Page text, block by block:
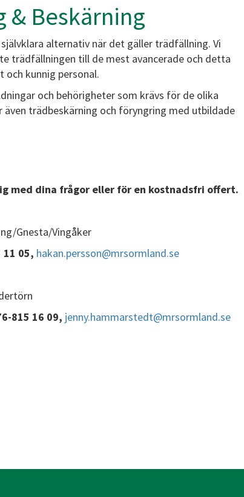
& Beskärning
alternativ när det gäller trädfällning. Vi
trädfällningen till de mest avancerade och detta
kunnig personal.
och behörigheter som krävs för de olika
även trädbeskärning och föryngring med utbildade
med dina frågor eller för en kostnadsfri offert.
Gnesta/Vingåker
11 05, hakan.persson@mrsormland.se
815 16 09, jenny.hammarstedt@mrsormland.se